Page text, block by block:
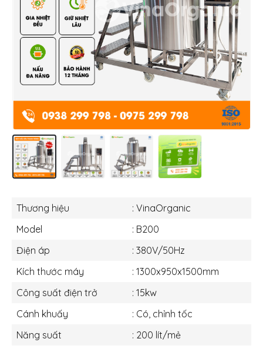
Thương hiệu
: VinaOrganic
Model
: B200
Điện áp
: 380V/50Hz
Kích thước máy
: 1300x950x1500mm
Công suất điện trở
: 15kw
Cánh khuấy
: Có, chỉnh tốc
Năng suất
: 200 lít/mẻ